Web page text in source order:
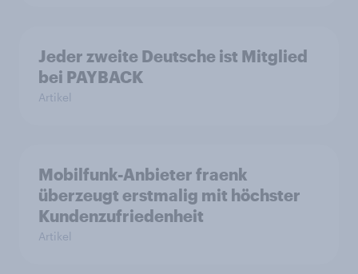
Jeder zweite Deutsche ist Mitglied
bei PAYBACK
Artikel
Mobilfunk-Anbieter fraenk
überzeugt erstmalig mit höchster
Kundenzufriedenheit
Artikel